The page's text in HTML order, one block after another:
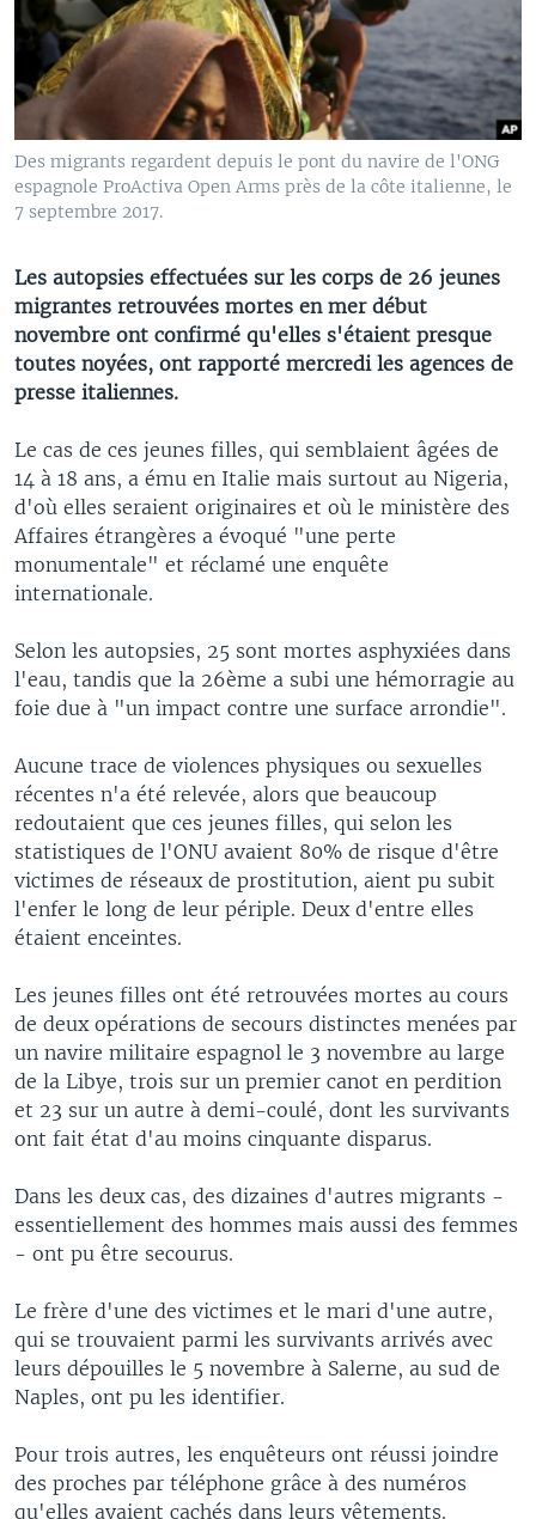
Des migrants regardent depuis le pont du navire de l'ONG
espagnole ProActiva Open Arms près de la côte italienne, le
7 septembre 2017.
Les autopsies effectuées sur les corps de 26 jeunes
migrantes retrouvées mortes en mer début
novembre ont confirmé qu'elles s'étaient presque
toutes noyées, ont rapporté mercredi les agences de
presse italiennes.
Le cas de ces jeunes filles, qui semblaient âgées de
14 à 18 ans, a ému en Italie mais surtout au Nigeria,
d'où elles seraient originaires et où le ministère des
Affaires étrangères a évoqué "une perte
monumentale" et réclamé une enquête
internationale.
Selon les autopsies, 25 sont mortes asphyxiées dans
l'eau, tandis que la 26ème a subi une hémorragie au
foie due à "un impact contre une surface arrondie".
Aucune trace de violences physiques ou sexuelles
récentes n'a été relevée, alors que beaucoup
redoutaient que ces jeunes filles, qui selon les
statistiques de l'ONU avaient 80% de risque d'être
victimes de réseaux de prostitution, aient pu subit
l'enfer le long de leur périple. Deux d'entre elles
étaient enceintes.
Les jeunes filles ont été retrouvées mortes au cours
de deux opérations de secours distinctes menées par
un navire militaire espagnol le 3 novembre au large
de la Libye, trois sur un premier canot en perdition
et 23 sur un autre à demi-coulé, dont les survivants
ont fait état d'au moins cinquante disparus.
Dans les deux cas, des dizaines d'autres migrants -
essentiellement des hommes mais aussi des femmes
- ont pu être secourus.
Le frère d'une des victimes et le mari d'une autre,
qui se trouvaient parmi les survivants arrivés avec
leurs dépouilles le 5 novembre à Salerne, au sud de
Naples, ont pu les identifier.
Pour trois autres, les enquêteurs ont réussi joindre
des proches par téléphone grâce à des numéros
qu'elles avaient cachés dans leurs vêtements.